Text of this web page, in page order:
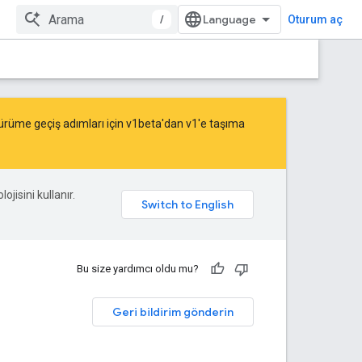
/ Oturum aç
geçiş adımları için v1beta'dan v1'e taşıma
kullanır.
Bu size yardımcı oldu mu?
Geri bildirim gönderin